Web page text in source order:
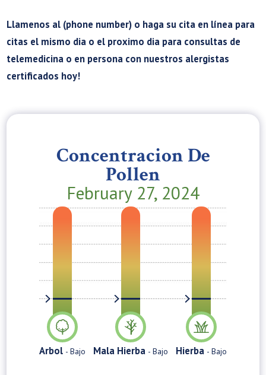
Llamenos al (phone number) o haga su cita en línea para
citas el mismo dia o el proximo dia para consultas de
telemedicina o en persona con nuestros alergistas
certificados hoy!
Concentracion De
Pollen
February 27, 2024
Arbol - Bajo Mala Hierba - Bajo Hierba - Bajo